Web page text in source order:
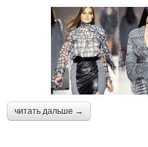
читать дальше →